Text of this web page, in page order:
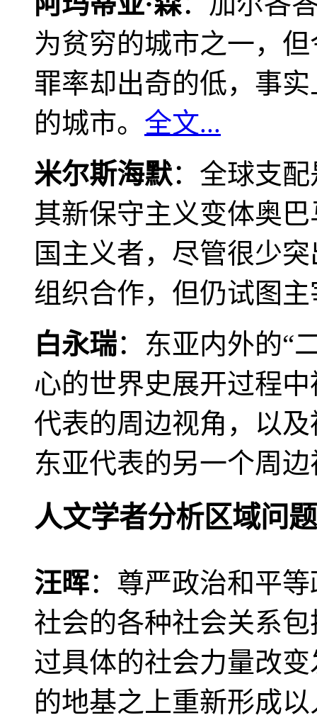
为贫穷的城市之一，
罪率却出奇的低，事
的城市。 全文...
米尔斯海默：全球支
其新保守主义变体奥
国主义者，尽管很少
组织合作，但仍试图
白永瑞：东亚内外的“
心的世界史展开过程
代表的周边视角，以
东亚代表的另一个周
人文学者分析区域问题
汪晖：尊严政治和平
社会的各种社会关系
过具体的社会力量改
的地基之上重新形成